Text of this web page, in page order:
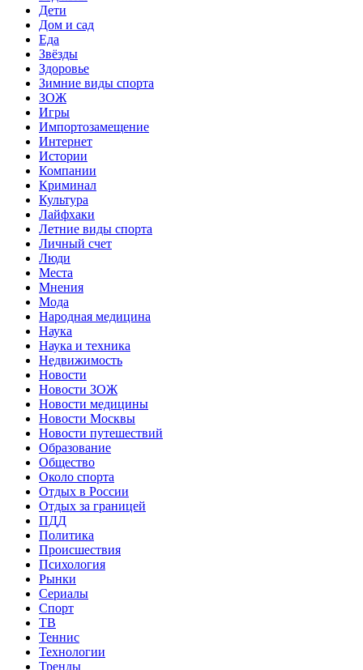
Дети
Дом и сад
Еда
Звёзды
Здоровье
Зимние виды спорта
ЗОЖ
Игры
Импортозамещение
Интернет
Истории
Компании
Криминал
Культура
Лайфхаки
Летние виды спорта
Личный счет
Люди
Места
Мнения
Мода
Народная медицина
Наука
Наука и техника
Недвижимость
Новости
Новости ЗОЖ
Новости медицины
Новости Москвы
Новости путешествий
Образование
Общество
Около спорта
Отдых в России
Отдых за границей
ПДД
Политика
Происшествия
Психология
Рынки
Сериалы
Спорт
ТВ
Теннис
Технологии
Тренды